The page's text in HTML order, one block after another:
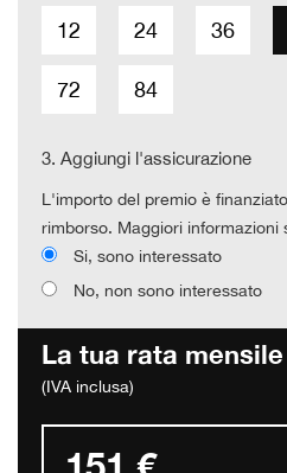
12 24 36
72 84
3. Aggiungi l'assicurazione
L'importo del premio è
rimborso. Maggiori informazioni
Si, sono interessato
No, non sono interessato
La tua rata mensile
(IVA inclusa)